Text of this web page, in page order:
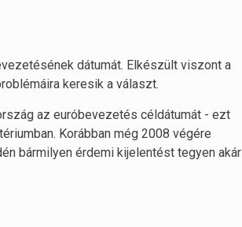
dátumát. Elkészült viszont a
keresik a választ.
az euróbevezetés céldátumát - ezt
Korábban még 2008 végére
bármilyen érdemi kijelentést tegyen akár